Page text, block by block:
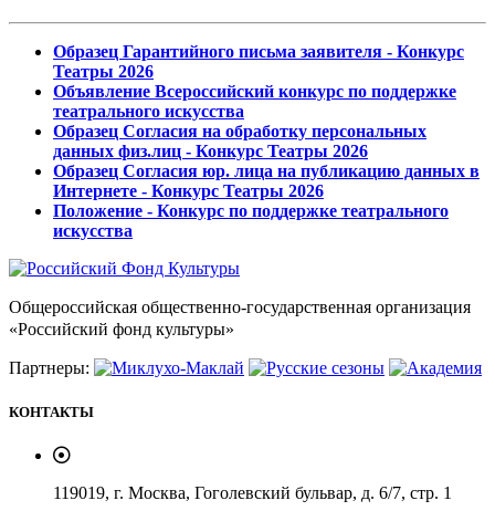
Образец Гарантийного письма заявителя - Конкурс
Театры 2026
Объявление Всероссийский конкурс по поддержке
театрального искусства
Образец Согласия на обработку персональных
данных физ.лиц - Конкурс Театры 2026
Образец Согласия юр. лица на публикацию данных в
Интернете - Конкурс Театры 2026
Положение - Конкурс по поддержке театрального
искусства
Общероссийская общественно-государственная организация
«Российский фонд культуры»
Партнеры:
КОНТАКТЫ
119019, г. Москва, Гоголевский бульвар, д. 6/7, стр. 1